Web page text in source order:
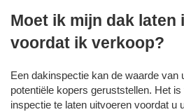
Moet ik mijn dak laten
voordat ik verkoop?
Een dakinspectie kan de waarde van
potentiële kopers geruststellen. Het
inspectie te laten uitvoeren voordat u